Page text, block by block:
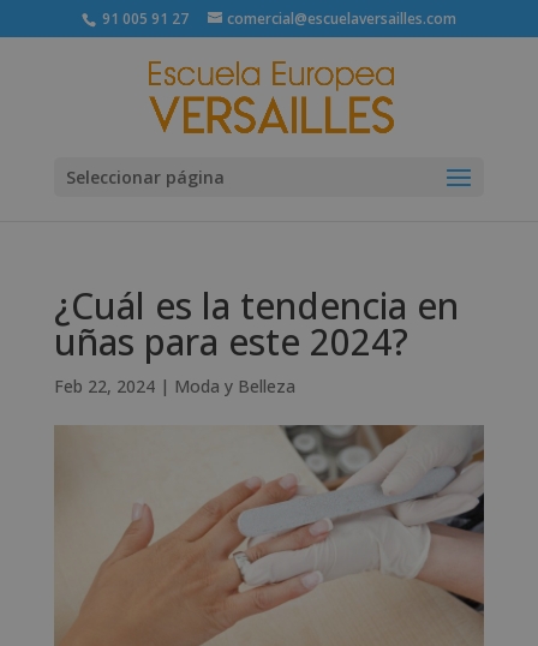
91 005 91 27 comercial@escuelaversailles.com
Seleccionar página
¿Cuál es la tendencia en
uñas para este 2024?
Feb 22, 2024| Moda y Belleza